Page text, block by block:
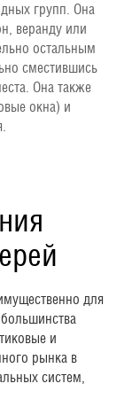
групп. Она
веранду или
остальным
сместившись
Она также
окна) и
для
и
рынка в
систем,